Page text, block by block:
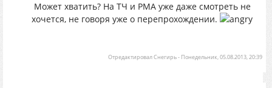
Может хватить? На ТЧ и РМА уже даже смотреть не
хочется, не говоря уже о перепрохождении.
ОтредактировалСнегирь- Понедельник, 05.08.2013, 20:39